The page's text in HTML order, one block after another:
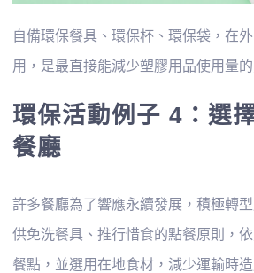
自備環保餐具、環保杯、環保袋，在
用，是最直接能減少塑膠用品使用量的
環保活動例子 4：選
餐廳
許多餐廳為了響應永續發展，積極轉
供免洗餐具、推行惜食的點餐原則，
餐點，並選用在地食材，減少運輸時